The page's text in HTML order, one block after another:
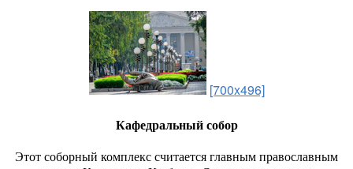
[700x496]
Кафедральный собор
Этот соборный комплекс считается главным православным